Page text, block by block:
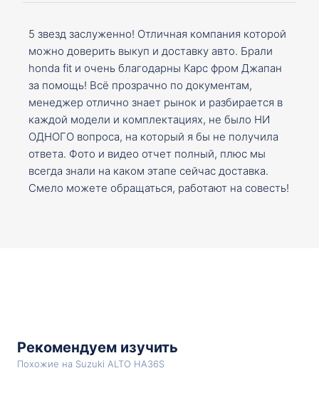
5 звезд заслуженно! Отличная компания которой
можно доверить выкуп и доставку авто. Брали
honda fit и очень благодарны Карс фром Джапан
за помощь! Всё прозрачно по документам,
менеджер отлично знает рынок и разбирается в
каждой модели и комплектациях, не было НИ
ОДНОГО вопроса, на который я бы не получила
ответа. Фото и видео отчет полный, плюс мы
всегда знали на каком этапе сейчас доставка.
Смело можете обращаться, работают на совесть!
Рекомендуем изучить
Похожие на Suzuki ALTO HA36S